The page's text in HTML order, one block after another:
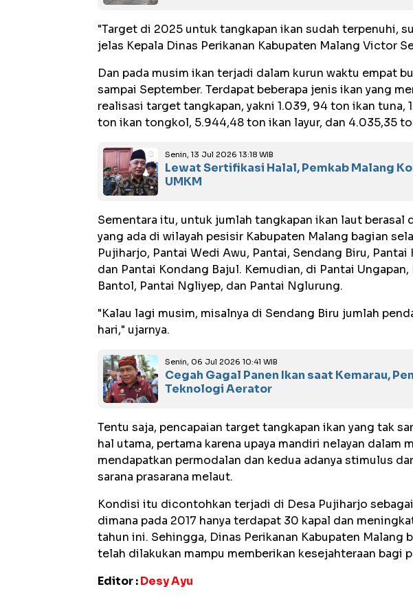
"Target di 2025 untuk tangkapan ikan sudah terpenuhi,
jelas Kepala Dinas Perikanan Kabupaten Malang Victor
Dan pada musim ikan terjadi dalam kurun waktu empat
sampai September. Terdapat beberapa jenis ikan yang
realisasi target tangkapan, yakni 1.039, 94 ton ikan tuna,
ton ikan tongkol, 5.944,48 ton ikan layur, dan 4.035,35
Senin, 13 Jul 2026 13:18 WIB
Lewat Sertifikasi Halal, Pemkab Malang
UMKM
Sementara itu, untuk jumlah tangkapan ikan laut berasal
yang ada di wilayah pesisir Kabupaten Malang bagian
Pujiharjo, Pantai Wedi Awu, Pantai, Sendang Biru,
dan Pantai Kondang Bajul. Kemudian, di Pantai
Bantol, Pantai Ngliyep, dan Pantai Nglurung.
"Kalau lagi musim, misalnya di Sendang Biru jumlah
hari," ujarnya.
Senin, 06 Jul 2026 10:41 WIB
Cegah Gagal Panen Ikan saat Kemarau,
Teknologi Aerator
Tentu saja, pencapaian target tangkapan ikan yang tak
hal utama, pertama karena upaya mandiri nelayan dalam
mendapatkan permodalan dan kedua adanya stimulus
sarana prasarana melaut.
Kondisi itu dicontohkan terjadi di Desa Pujiharjo
dimana pada 2017 hanya terdapat 30 kapal dan
tahun ini. Sehingga, Dinas Perikanan Kabupaten Malang
telah dilakukan mampu memberikan kesejahteraan bagi
Editor :Desy Ayu